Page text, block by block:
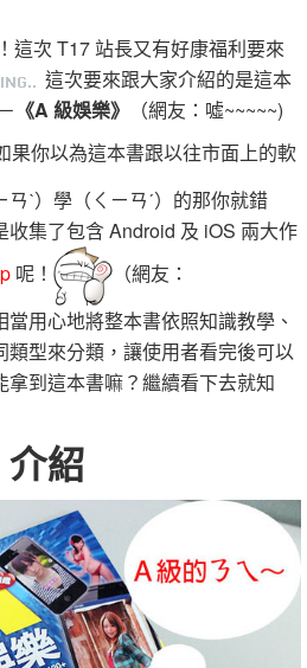
這次 T17 站長又有好康福利要來
這次要來跟大家介紹的是這本
《A 級娛樂》
（網友：噓~~~~~)
果你以為這本書跟以往市面上的軟
ˋ）學（ㄑㄧㄢˊ）的那你就錯
收集了包含 Android 及 iOS 兩大作
呢！
（網友：
用心地將整本書依照知識教學、
類型來分類，讓使用者看完後可以
到這本書嘛？繼續看下去就知
介紹